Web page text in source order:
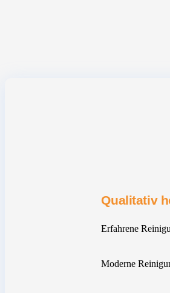
Qualitativ
Erfahrene
Moderne